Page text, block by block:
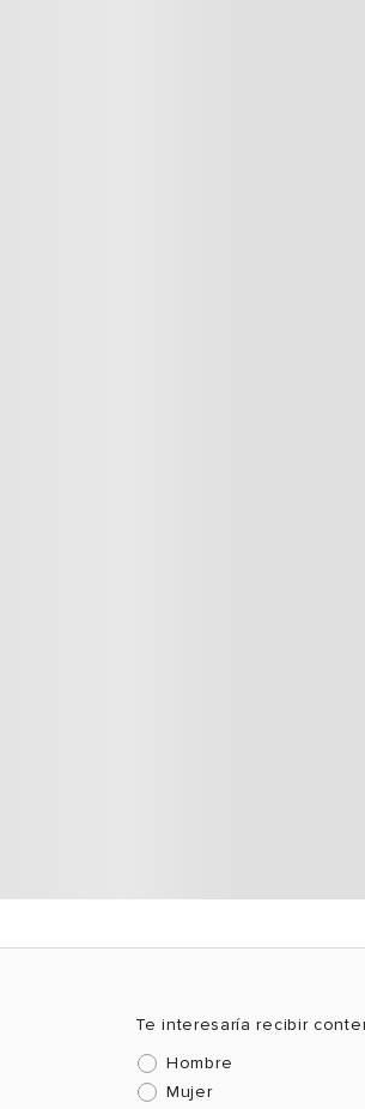
Te interesaría recibir
Hombre
Mujer